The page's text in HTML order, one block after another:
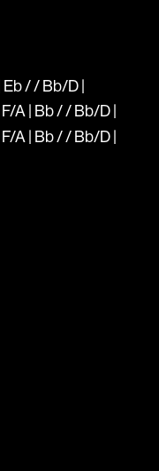
/ / Bb/D |
A | Bb / / Bb/D |
A | Bb / / Bb/D |